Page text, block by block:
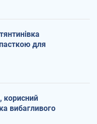
для
корисний
вибагливого